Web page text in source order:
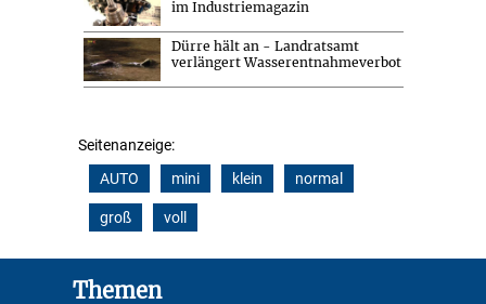
im Industriemagazin
Dürre hält an - Landratsamt
verlängert Wasserentnahmeverbot
Seitenanzeige:
AUTO
mini klein normal
groß voll
Themen